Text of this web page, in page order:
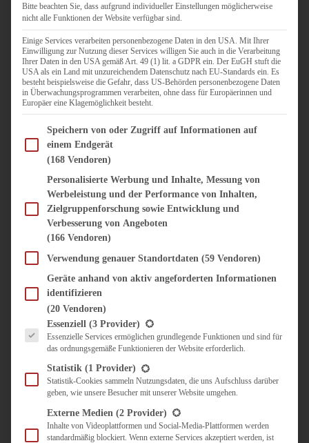
FLEISCH & FISCH
GRILLEN / BARBECUE
HERZHAFTES BACKEN
ONE-POT-GERICHTE
PASTA & NUDELGERICHTE
PIZZA, TARTES & QUICHES
REIS & RISOTTO
SALATE & SNACKS
SUPPENKASPEREIEN
VORSPEISEN
SÜSS & HERZHAFT
BROTAUFSTRICH
DIPS, SAUCEN, CHUTNEYS
KÜCHENGESCHENKE
UNTERWEGS
KULINARISCH UNTERWEGS
ÜBER MICH
ZUSAMMENARBEIT
Bitte beachten Sie, dass aufgrund individueller Einstellungen möglicherweise
nicht alle Funktionen der Website verfügbar sind.
Einige Services verarbeiten personenbezogene Daten in den USA. Mit Ihrer
Einwilligung zur Nutzung dieser Services willigen Sie auch in die Verarbeitung
Ihrer Daten in den USA gemäß Art. 49 (1) lit. a GDPR ein. Der EuGH stuft die
USA als ein Land mit unzureichendem Datenschutz nach EU-Standards ein. Es
besteht beispielsweise die Gefahr, dass US-Behörden personenbezogene Daten
in Überwachungsprogrammen verarbeiten, ohne dass für Europäerinnen und
Europäer eine Klagemöglichkeit besteht.
Im Folgenden finden Sie eine Liste der Zwecke des IAB Transparency and Consent
Speichern von oder Zugriff auf Informationen auf
einem Endgerät
(168 Vendoren)
Personalisierte Werbung und Inhalte, Messung von
Werbeleistung und der Performance von Inhalten,
Zielgruppenforschung sowie Entwicklung und
Verbesserung von Angeboten
(166 Vendoren)
Verwendung genauer Standortdaten (59 Vendoren)
Geräte anhand von aktiv angeforderten Informationen
identifizieren
(20 Vendoren)
Es folgt eine Liste der Service-Gruppen, für die eine Einwilligung erteilt werden
Essenziell (3 Provider)
Essenzielle Services ermöglichen grundlegende Funktionen und sind für
das ordnungsgemäße Funktionieren der Website erforderlich.
Statistik (1 Provider)
Statistik-Cookies sammeln Nutzungsdaten, die uns Aufschluss darüber
geben, wie unsere Besucher mit unserer Website umgehen.
Externe Medien (2 Provider)
Inhalte von Videoplattformen und Social-Media-Plattformen werden
standardmäßig blockiert. Wenn externe Services akzeptiert werden, ist